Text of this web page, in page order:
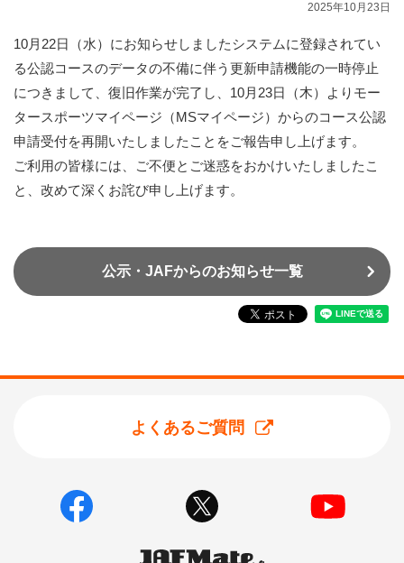
2025年10月23日
10月22日（水）にお知らせしましたシステムに登録されてい
る公認コースのデータの不備に伴う更新申請機能の一時停止
につきまして、復旧作業が完了し、10月23日（木）よりモー
タースポーツマイページ（MSマイページ）からのコース公認
申請受付を再開いたしましたことをご報告申し上げます。
ご利用の皆様には、ご不便とご迷惑をおかけいたしましたこ
と、改めて深くお詫び申し上げます。
公示・JAFからのお知らせ一覧
よくあるご質問